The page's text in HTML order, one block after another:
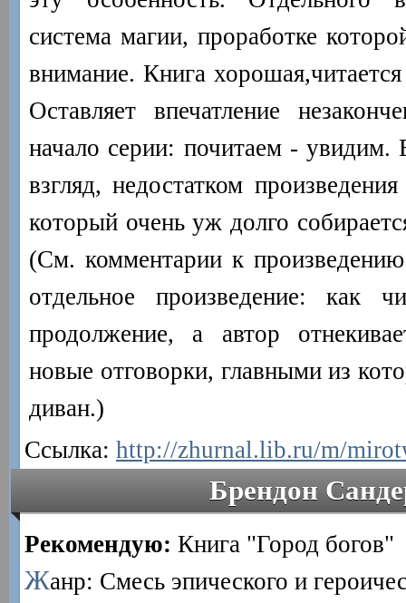
система магии, проработке
внимание. Книга
Оставляет впечатление
начало серии: почитаем -
взгляд, недостатком
который очень уж долго
(См. комментарии к
отдельное произведение: как
продолжение, а автор
новые отговорки, главными из
диван.)
Ссылка: http://zhurnal.lib.ru/m/
Брендон
Рекомендую: Книга "Город богов"
Жанр: Смесь эпического и